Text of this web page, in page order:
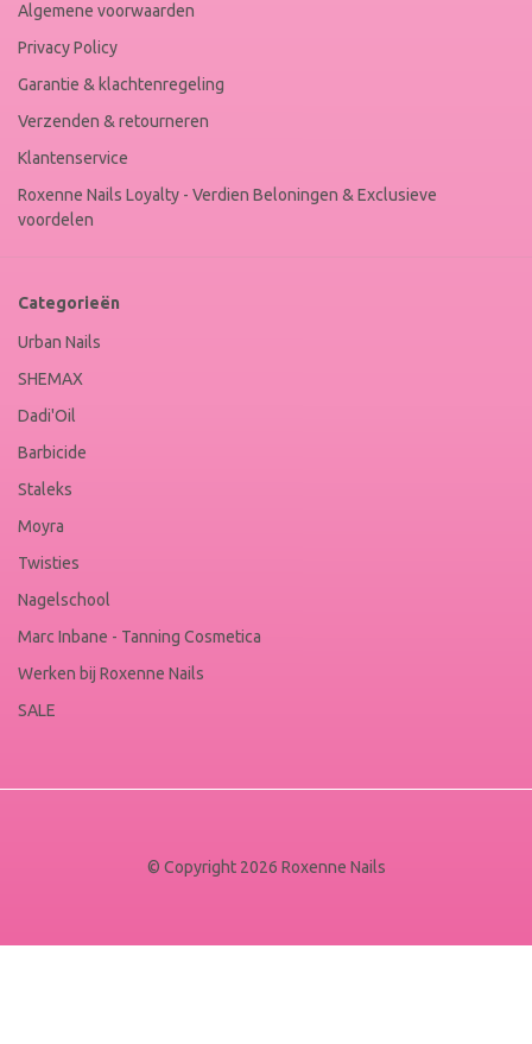
Algemene voorwaarden
Privacy Policy
Garantie & klachtenregeling
Verzenden & retourneren
Klantenservice
Roxenne Nails Loyalty - Verdien Beloningen & Exclusieve
voordelen
Categorieën
Urban Nails
SHEMAX
Dadi'Oil
Barbicide
Staleks
Moyra
Twisties
Nagelschool
Marc Inbane - Tanning Cosmetica
Werken bij Roxenne Nails
SALE
© Copyright 2026 Roxenne Nails